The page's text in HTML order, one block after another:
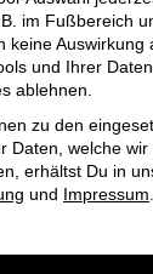
im Fußbereich
keine Auswirkung
und Ihrer
ablehnen.
zu den
Daten, welche
erhältst Du in
und Impressum.